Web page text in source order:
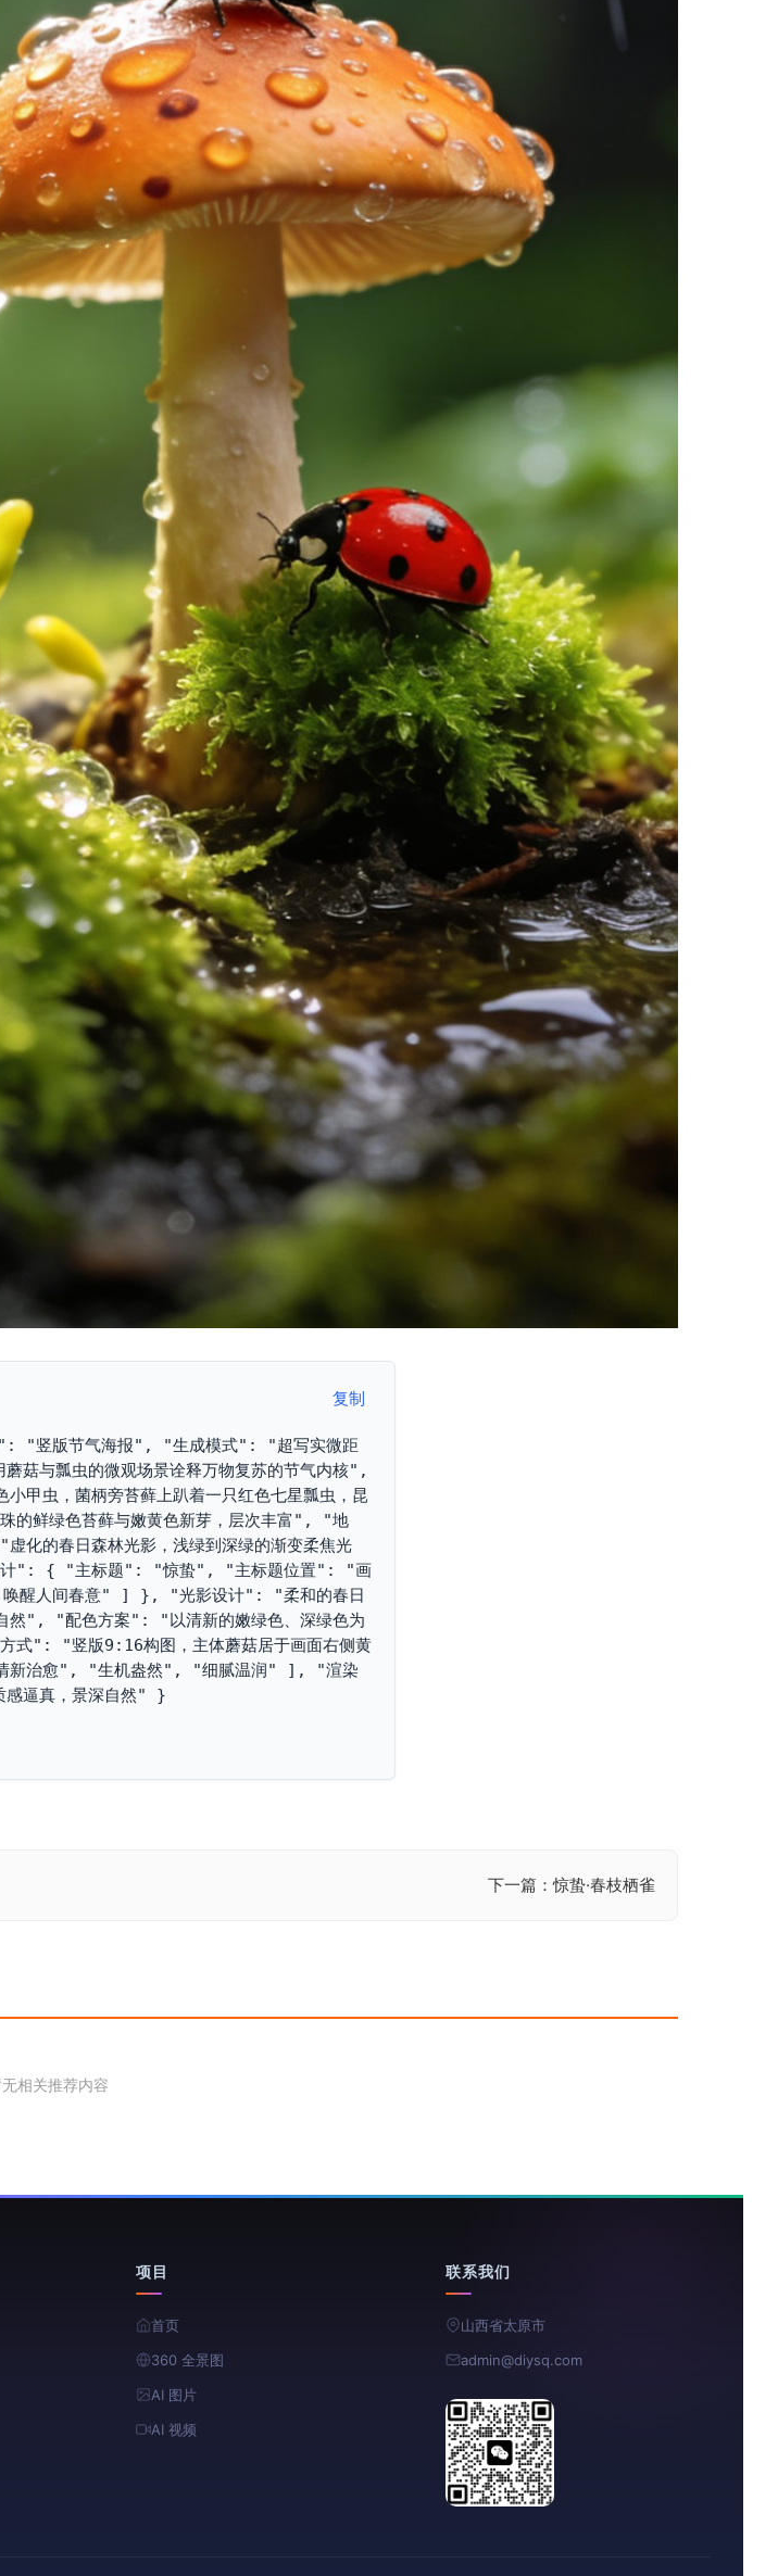
复制
版节气海报", "生成模式": "超写实微距
菇与瓢虫的微观场景诠释万物复苏的节气内核",
甲虫，菌柄旁苔藓上趴着一只红色七星瓢虫，昆
鲜绿色苔藓与嫩黄色新芽，层次丰富", "地
春日森林光影，浅绿到深绿的渐变柔焦光
计": { "主标题": "惊蛰", "主标题位置": "画
醒人间春意" ] }, "光影设计": "柔和的春日
自然", "配色方案": "以清新的嫩绿色、深绿色为
式": "竖版9:16构图，主体蘑菇居于画面右侧黄
清新治愈", "生机盎然", "细腻温润" ], "渲染
逼真，景深自然" }
下一篇：惊蛰·春枝栖雀
相关推荐内容
项目
首页
360 全景图
AI 图片
AI 视频
联系我们
山西省太原市
admin@diysq.com